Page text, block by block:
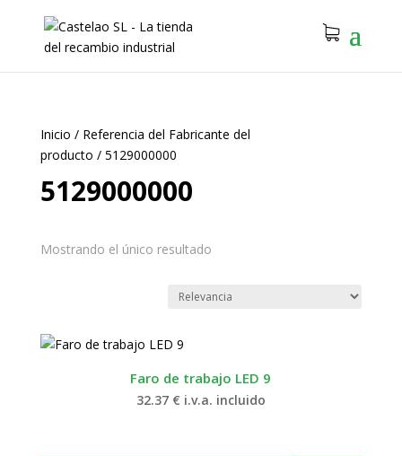
Inicio / Referencia del Fabricante del
producto / 5129000000
5129000000
Mostrando el único resultado
Faro de trabajo LED 9
32.37 € i.v.a. incluido